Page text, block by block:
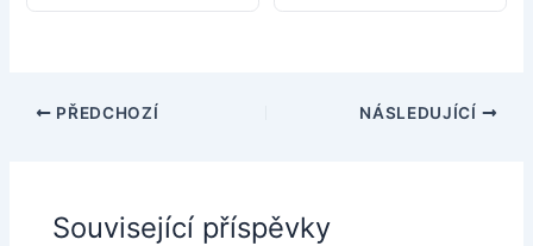
PŘEDCHOZÍ NÁSLEDUJÍCÍ
Související příspěvky